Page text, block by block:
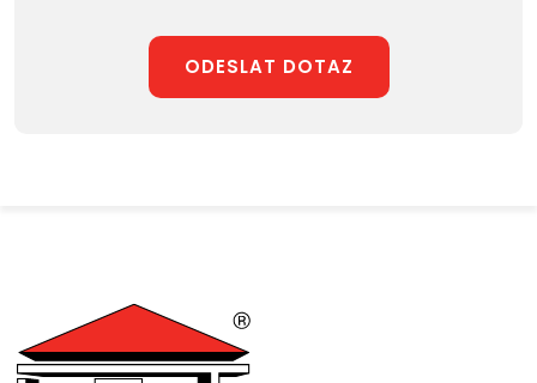
ODESLAT DOTAZ